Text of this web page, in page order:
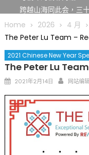
跨越山海同此会，三
圆满举行
圣路易龙舟俱乐部5
三十二载跨越时空的
执掌密苏里植物园近
合作 Peter Raven
一晃三十年，初夏又
园“中华日三十周年特
筝声与琴韵交汇：
与钢琴的精彩对话
Home 2026 4 月
The Peter Lu Team –
2021 Chinese New Year
The Peter Lu
Posted
2021年2月14日 Author
网站编